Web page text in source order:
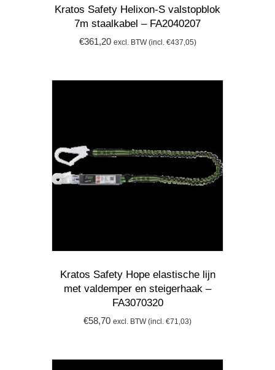
Kratos Safety Helixon-S valstopblok
7m staalkabel – FA2040207
€361,20 excl. BTW (incl. €437,05)
Kratos Safety Hope elastische lijn
met valdemper en steigerhaak –
FA3070320
€58,70 excl. BTW (incl. €71,03)